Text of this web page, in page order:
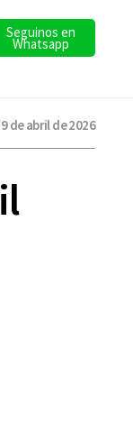
Seguinos en
Whatsapp
de abril de 2026